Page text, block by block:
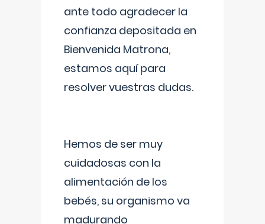
ante todo agradecer la
confianza depositada en
Bienvenida Matrona,
estamos aquí para
resolver vuestras dudas.
Hemos de ser muy
cuidadosas con la
alimentación de los
bebés, su organismo va
madurando